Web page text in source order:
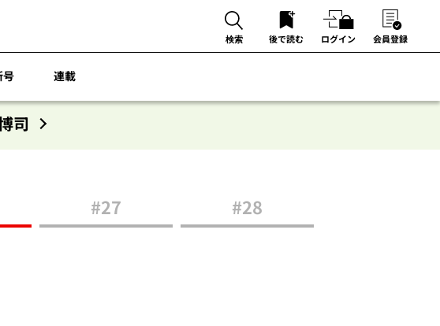
検索 後で読む ログイン 会員登録
号 連載
司
#27 #28